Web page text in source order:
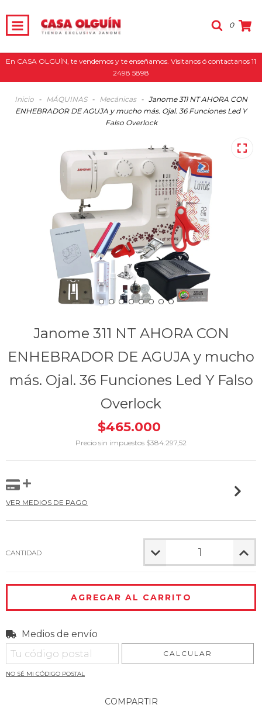
0
En CASA OLGUÍN, te vendemos y te enseñamos. Visitanos ó contactanos 11
2498 5898
Inicio - MÁQUINAS - Mecánicas - Janome 311 NT AHORA CON
ENHEBRADOR DE AGUJA y mucho más. Ojal. 36 Funciones Led Y
Falso Overlock
Janome 311 NT AHORA CON
ENHEBRADOR DE AGUJA y mucho
más. Ojal. 36 Funciones Led Y Falso
Overlock
$465.000
Precio sin impuestos $384.297,52
VER MEDIOS DE PAGO
CANTIDAD
Entregas para el CP:
Medios de envío
CALCULAR
NO SÉ MI CÓDIGO POSTAL
COMPARTIR